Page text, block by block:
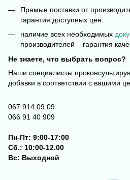
Прямые поставки от
гарантия доступных цен.
наличие всех необходимых
производителей – гарантия
Не знаете, что выбрать вопрос?
Наши специалисты
добавки в соответствии с вашими
067 914 09 09
066 91 40 909
Пн-Пт: 9:00-17:00
Сб.: 10:00-12.00
Вс: Выходной